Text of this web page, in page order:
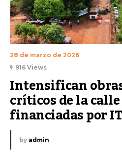
28 de marzo de 2026
916 Views
Intensifican
críticos de la calle
financiadas por
by admin